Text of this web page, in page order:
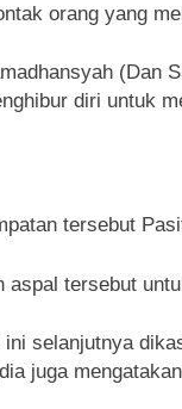
orang yang
(Dan
diri untuk
tersebut
aspal tersebut
ini selanjutnya
juga